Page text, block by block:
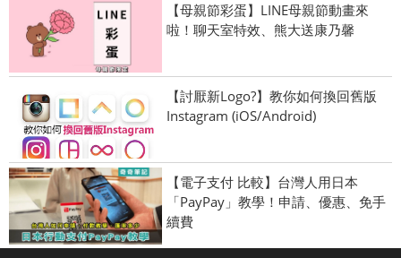
【母親節彩蛋】LINE母親節動畫來
啦！聊天室特效、熊大送康乃馨
【討厭新Logo?】教你如何換回舊版
Instagram (iOS/Android)
【電子支付 比較】台灣人用日本
「PayPay」教學！申請、優惠、免手
續費